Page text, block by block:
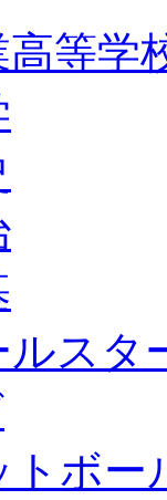
高等学
ルスタ
トボー